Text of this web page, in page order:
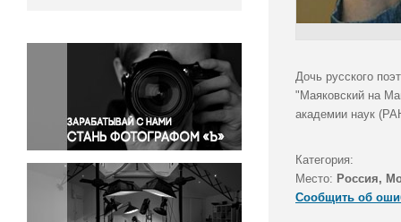
Окружающая среда
Политика
Правосудие
Происшествия и конфликты
Религия
Светская жизнь
Спорт
Экология
Дочь русского
"Маяковский на
академии наук
Категория:
Место: Россия,
Сообщить об